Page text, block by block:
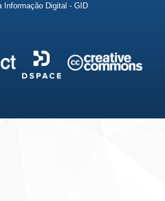
Informação Digital - GID